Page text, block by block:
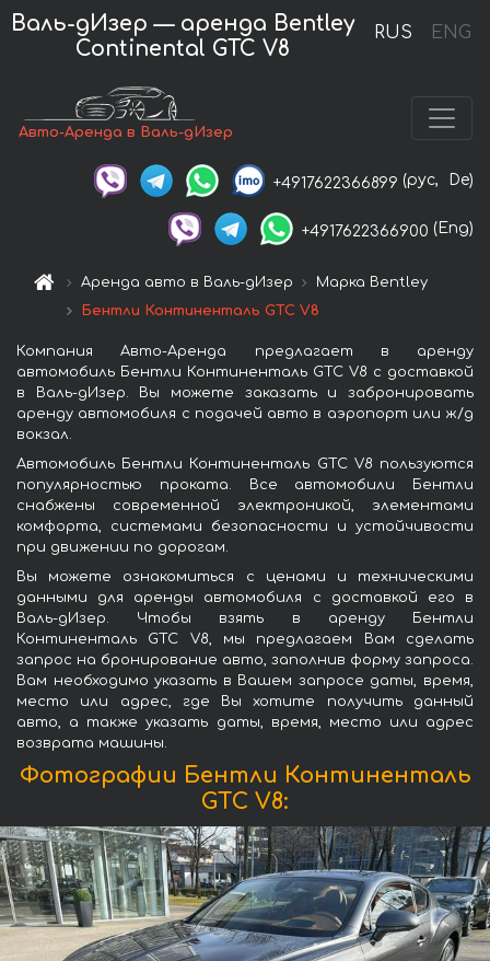
RUS ENG
Валь-дИзер — аренда Bentley
Continental GTC V8
Авто-Аренда в Валь-дИзер
+4917622366899 (рус, De)
+4917622366900 (Eng)
Аренда авто в Валь-дИзер
Марка Bentley
Бентли Континенталь GTC V8
Компания Авто-Аренда предлагает в аренду
автомобиль Бентли Континенталь GTC V8 с доставкой
в Валь-дИзер. Вы можете заказать и забронировать
аренду автомобиля с подачей авто в аэропорт или ж/д
вокзал.
Автомобиль Бентли Континенталь GTC V8 пользуются
популярностью проката. Все автомобили Бентли
снабжены современной электроникой, элементами
комфорта, системами безопасности и устойчивости
при движении по дорогам.
Вы можете ознакомиться с ценами и техническими
данными для аренды автомобиля с доставкой его в
Валь-дИзер. Чтобы взять в аренду Бентли
Континенталь GTC V8, мы предлагаем Вам сделать
запрос на бронирование авто, заполнив форму запроса.
Вам необходимо указать в Вашем запросе даты, время,
место или адрес, где Вы хотите получить данный
авто, а также указать даты, время, место или адрес
возврата машины.
Фотографии Бентли Континенталь
GTC V8: